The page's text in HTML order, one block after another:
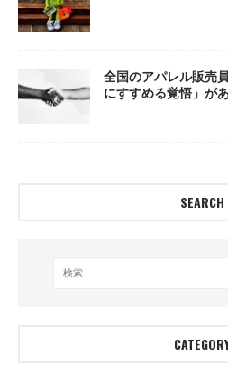
全国のアパレル販売
にすすめる覚悟」が
SEARCH